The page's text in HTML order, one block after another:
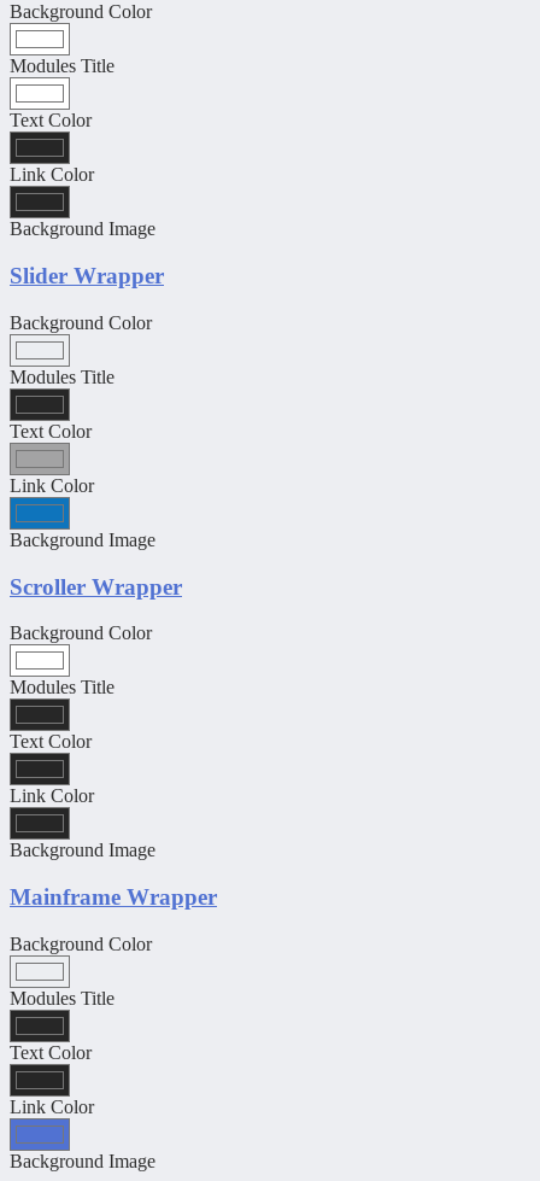
Background Color
Modules Title
Text Color
Link Color
Background Image
Slider Wrapper
Background Color
Modules Title
Text Color
Link Color
Background Image
Scroller Wrapper
Background Color
Modules Title
Text Color
Link Color
Background Image
Mainframe Wrapper
Background Color
Modules Title
Text Color
Link Color
Background Image